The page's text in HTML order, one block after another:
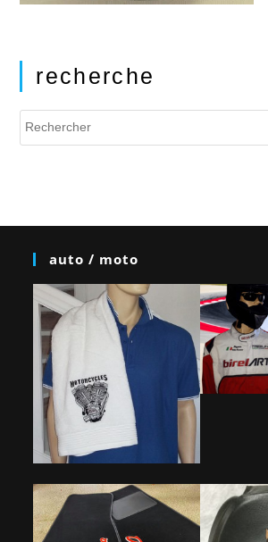
recherche
auto / moto